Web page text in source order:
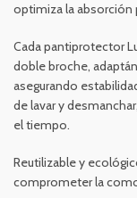
optimiza la absorción
Cada pantiprotector
doble broche,
asegurando
de lavar y
el tiempo.
Reutilizable y
comprometer la